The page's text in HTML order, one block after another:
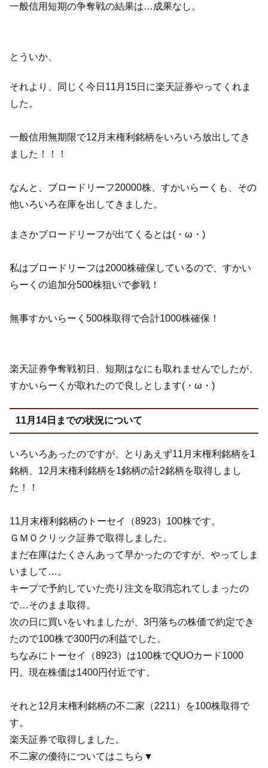
一般信用短期の争奪戦の結果は…成果なし。
とういか、
それより、同じく今日11月15日に楽天証券やってくれま
した。
一般信用無期限で12月末権利銘柄をいろいろ放出してき
ました！！！
なんと、ブロードリーフ20000株、すかいらーくも、その
他いろいろ在庫を出してきました。
まさかブロードリーフが出てくるとは(・ω・)
私はブロードリーフは2000株確保しているので、すかい
らーくの追加分500株狙いで参戦！
無事すかいらーく500株取得で合計1000株確保！
楽天証券争奪戦初日、短期はなにも取れませんでしたが、
すかいらーくが取れたので良しとします(・ω・)
11月14日までの状況について
いろいろあったのですが、とりあえず11月末権利銘柄を1
銘柄、12月末権利銘柄を1銘柄の計2銘柄を取得しまし
た！！
11月末権利銘柄のトーセイ（8923）100株です。
ＧＭＯクリック証券で取得しました。
まだ在庫はたくさんあって早かったのですが、やってしま
いまして…。
キープで予約していた売り注文を取消忘れてしまったの
で…そのまま取得。
次の日に買いをいれましたが、3円落ちの株価で約定でき
たので100株で300円の利益でした。
ちなみにトーセイ（8923）は100株でQUOカード1000
円。現在株価は1400円付近です。
それと12月末権利銘柄の不二家（2211）を100株取得で
す。
楽天証券で取得しました。
不二家の優待についてはこちら▼